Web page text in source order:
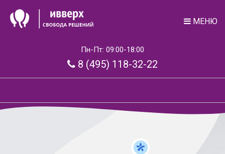
МЕНЮ
Пн-Пт: 09:00-18:00
8 (495) 118-32-22